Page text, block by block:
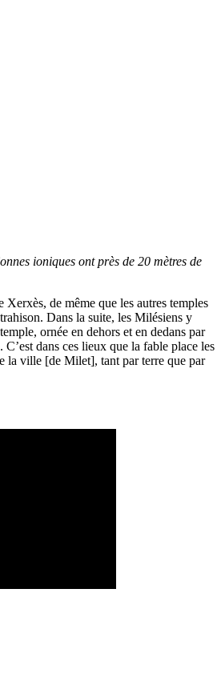
ioniques ont près de 20 mètres de
de même que les autres temples
Dans la suite, les Milésiens y
ornée en dehors et en dedans par
dans ces lieux que la fable place les
la ville [de Milet], tant par terre que par